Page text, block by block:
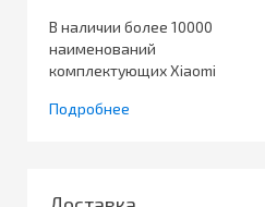
В наличии более 10000
наименований
комплектующих Xiaomi
Подробнее